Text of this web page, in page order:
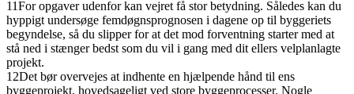
11For opgaver udenfor kan vejret få stor betydning. Således kan du
hyppigt undersøge femdøgnsprognosen i dagene op til byggeriets
begyndelse, så du slipper for at det mod forventning starter med at
stå ned i stænger bedst som du vil i gang med dit ellers velplanlagte
projekt.
12Det bør overvejes at indhente en hjælpende hånd til ens
byggeprojekt, hovedsageligt ved store byggeprocesser. Nogle